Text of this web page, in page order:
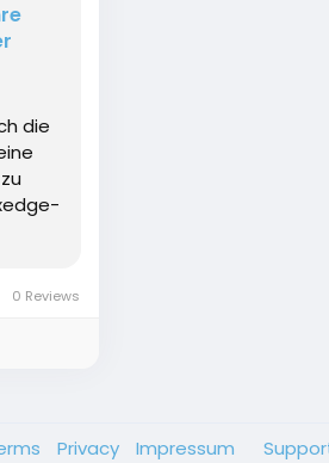
die
0 Reviews
Privacy Impressum